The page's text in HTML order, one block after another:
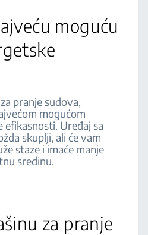
moguću
pranje sudova,
mogućom
efikasnosti. Uređaj sa
skuplji, ali će vam
staze i imaće manje
sredinu.
za pranje